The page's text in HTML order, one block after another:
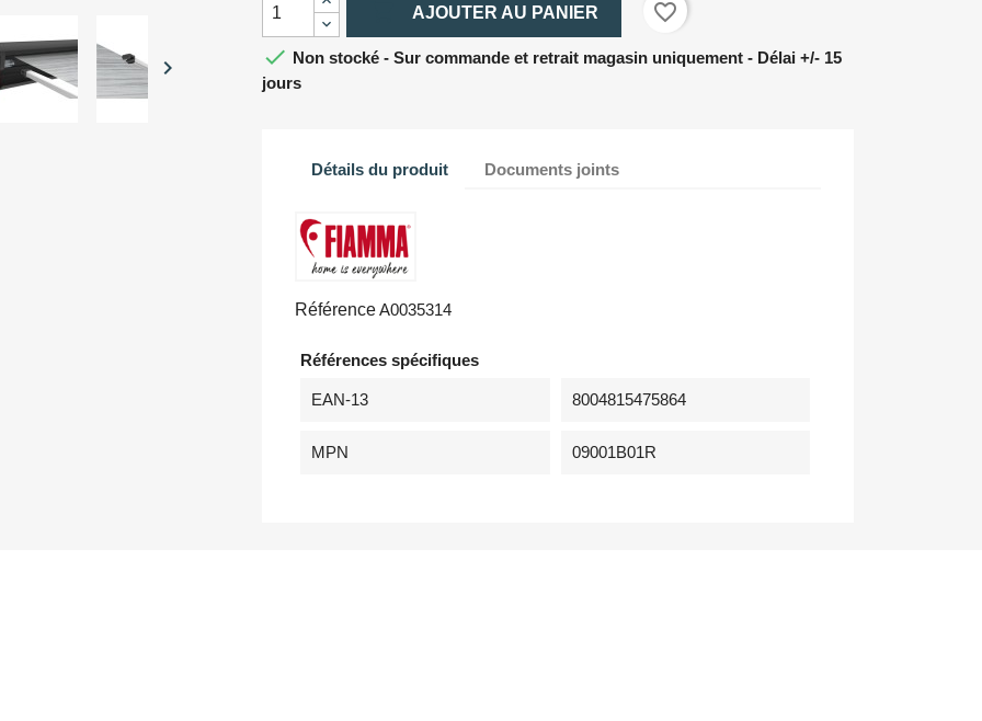

AJOUTER AU PANIER
favorite_border
 Non stocké - Sur commande et retrait magasin uniquement - Délai +/- 15
jours
Détails du produit Documents joints
RéférenceA0035314
Références spécifiques
EAN-13 8004815475864
MPN 09001B01R